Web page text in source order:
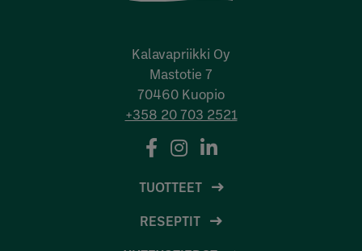
Kalavapriikki Oy
Mastotie 7
70460 Kuopio
+358 20 703 2521
TUOTTEET
RESEPTIT